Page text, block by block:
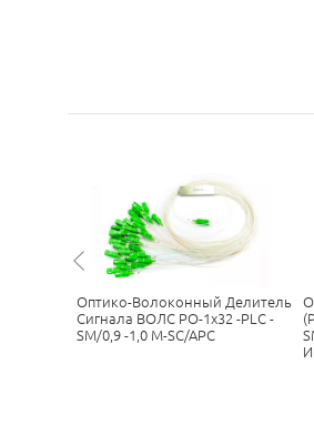
Оптико-Волоконный Делитель
Сигнала ВОЛС РО-1х32 -PLC -
SM/0,9 -1,0 М-SC/APC